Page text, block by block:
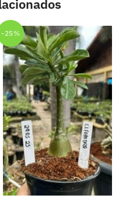
-25%